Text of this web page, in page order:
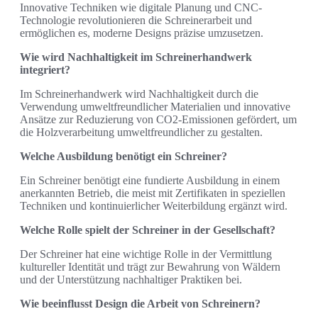
Innovative Techniken wie digitale Planung und CNC-
Technologie revolutionieren die Schreinerarbeit und
ermöglichen es, moderne Designs präzise umzusetzen.
Wie wird Nachhaltigkeit im Schreinerhandwerk
integriert?
Im Schreinerhandwerk wird Nachhaltigkeit durch die
Verwendung umweltfreundlicher Materialien und innovative
Ansätze zur Reduzierung von CO2-Emissionen gefördert, um
die Holzverarbeitung umweltfreundlicher zu gestalten.
Welche Ausbildung benötigt ein Schreiner?
Ein Schreiner benötigt eine fundierte Ausbildung in einem
anerkannten Betrieb, die meist mit Zertifikaten in speziellen
Techniken und kontinuierlicher Weiterbildung ergänzt wird.
Welche Rolle spielt der Schreiner in der Gesellschaft?
Der Schreiner hat eine wichtige Rolle in der Vermittlung
kultureller Identität und trägt zur Bewahrung von Wäldern
und der Unterstützung nachhaltiger Praktiken bei.
Wie beeinflusst Design die Arbeit von Schreinern?